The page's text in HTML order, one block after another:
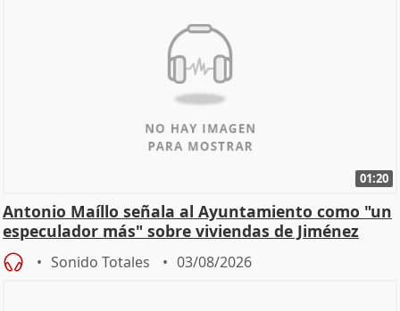
01:20
Antonio Maíllo señala al Ayuntamiento como "un
especulador más" sobre viviendas de Jiménez
Becerril
Sonido Totales 03/08/2026